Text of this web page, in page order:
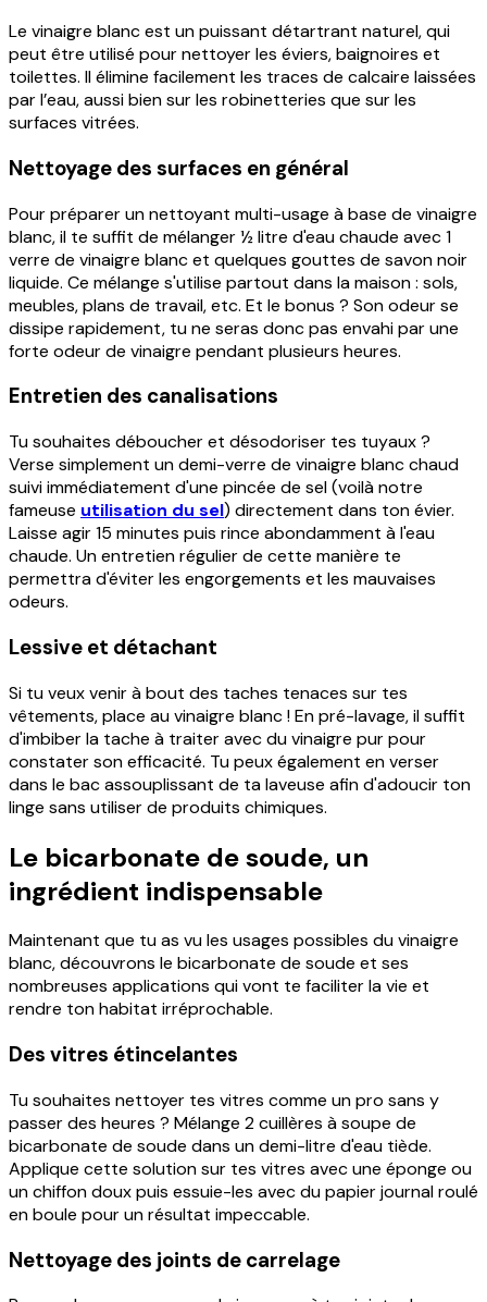
Le vinaigre blanc est un puissant détartrant naturel, qui
peut être utilisé pour nettoyer les éviers, baignoires et
toilettes. Il élimine facilement les traces de calcaire laissées
par l’eau, aussi bien sur les robinetteries que sur les
surfaces vitrées.
Nettoyage des surfaces en général
Pour préparer un nettoyant multi-usage à base de vinaigre
blanc, il te suffit de mélanger ½ litre d'eau chaude avec 1
verre de vinaigre blanc et quelques gouttes de savon noir
liquide. Ce mélange s'utilise partout dans la maison : sols,
meubles, plans de travail, etc. Et le bonus ? Son odeur se
dissipe rapidement, tu ne seras donc pas envahi par une
forte odeur de vinaigre pendant plusieurs heures.
Entretien des canalisations
Tu souhaites déboucher et désodoriser tes tuyaux ?
Verse simplement un demi-verre de vinaigre blanc chaud
suivi immédiatement d'une pincée de sel (voilà notre
fameuse utilisation du sel) directement dans ton évier.
Laisse agir 15 minutes puis rince abondamment à l'eau
chaude. Un entretien régulier de cette manière te
permettra d'éviter les engorgements et les mauvaises
odeurs.
Lessive et détachant
Si tu veux venir à bout des taches tenaces sur tes
vêtements, place au vinaigre blanc ! En pré-lavage, il suffit
d'imbiber la tache à traiter avec du vinaigre pur pour
constater son efficacité. Tu peux également en verser
dans le bac assouplissant de ta laveuse afin d'adoucir ton
linge sans utiliser de produits chimiques.
Le bicarbonate de soude, un
ingrédient indispensable
Maintenant que tu as vu les usages possibles du vinaigre
blanc, découvrons le bicarbonate de soude et ses
nombreuses applications qui vont te faciliter la vie et
rendre ton habitat irréprochable.
Des vitres étincelantes
Tu souhaites nettoyer tes vitres comme un pro sans y
passer des heures ? Mélange 2 cuillères à soupe de
bicarbonate de soude dans un demi-litre d'eau tiède.
Applique cette solution sur tes vitres avec une éponge ou
un chiffon doux puis essuie-les avec du papier journal roulé
en boule pour un résultat impeccable.
Nettoyage des joints de carrelage